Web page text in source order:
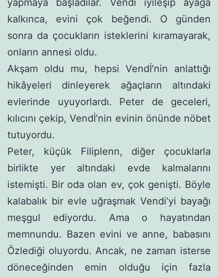
kalkınca, evini çok beğendi. O günden
sonra da çocukların isteklerini kıramayarak,
onların annesi oldu.
Akşam oldu mu, hepsi Vendİ’nin anlattığı
hikâyeleri dinleye­rek ağaçların altındaki
evlerinde uyuyorlardı. Peter de geceleri,
kılıcını çekip, Vendİ’nin evinin önünde nöbet
tutuyordu.
Peter, küçük Filiplenn, diğer çocuklarla
birlikte yer altındaki evde kalmalarını
istemişti. Bir oda olan ev, çok genişti. Böyle
ka­labalık bir evle uğraşmak Vendi’yi bayağı
meşgul ediyordu. Ama o hayatından
memnundu. Bazen evini ve anne, babasını
Özlediği oluyordu. Ancak, ne zaman isterse
döneceğinden emin olduğu için fazla